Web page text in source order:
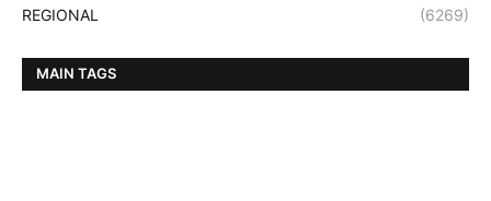
REGIONAL (6269)
MAIN TAGS